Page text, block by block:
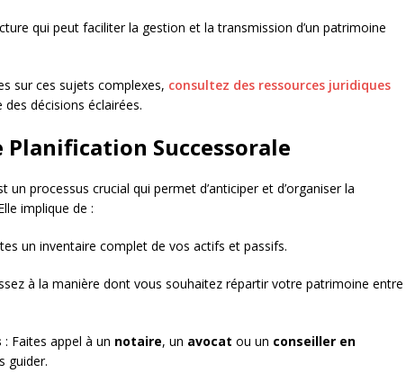
qui peut faciliter la gestion et la transmission d’un patrimoine
sur ces sujets complexes, consultez des ressources juridiques
décisions éclairées.
Planification Successorale
un processus crucial qui permet d’anticiper et d’organiser la
implique de :
un inventaire complet de vos actifs et passifs.
à la manière dont vous souhaitez répartir votre patrimoine entre
: Faites appel à un notaire, un avocat ou un conseiller en
guider.